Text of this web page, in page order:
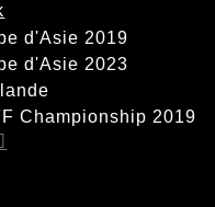
d'Asie 2019
d'Asie 2023
Championship 2019